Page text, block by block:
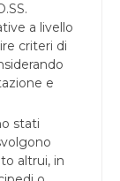
a livello
criteri di
e
stati
altrui, in